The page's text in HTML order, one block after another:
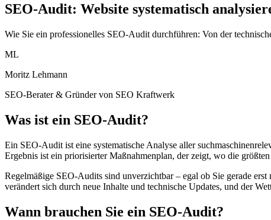
SEO-Audit: Website systematisch
Wie Sie ein professionelles SEO-Audit durchführen: Von der
ML
Moritz Lehmann
SEO-Berater & Gründer von SEO Kraftwerk
Was ist ein SEO-Audit?
Ein SEO-Audit ist eine systematische Analyse aller
Ergebnis ist ein priorisierter Maßnahmenplan, der zeigt, wo die
Regelmäßige SEO-Audits sind unverzichtbar – egal ob Sie gerade
verändert sich durch neue Inhalte und technische Updates, und der
Wann brauchen Sie ein SEO-Audit?